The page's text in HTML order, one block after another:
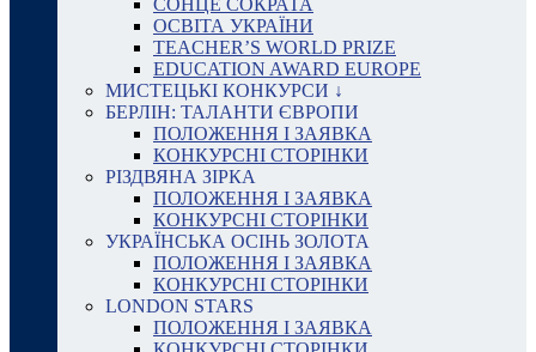
СОНЦЕ СОКРАТА
ОСВІТА УКРАЇНИ
TEACHER’S WORLD PRIZE
EDUCATION AWARD EUROPE
МИСТЕЦЬКІ КОНКУРСИ ↓
БЕРЛІН: ТАЛАНТИ ЄВРОПИ
ПОЛОЖЕННЯ І ЗАЯВКА
КОНКУРСНІ СТОРІНКИ
РІЗДВЯНА ЗІРКА
ПОЛОЖЕННЯ І ЗАЯВКА
КОНКУРСНІ СТОРІНКИ
УКРАЇНСЬКА ОСІНЬ ЗОЛОТА
ПОЛОЖЕННЯ І ЗАЯВКА
КОНКУРСНІ СТОРІНКИ
LONDON STARS
ПОЛОЖЕННЯ І ЗАЯВКА